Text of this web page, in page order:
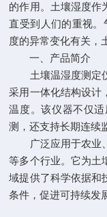
的作用。土壤湿度作
直受到人们的重视
度的异常变化有关，
一、产品简介
土壤温湿度测定仪
采用一体化结构设计
温度。该仪器不仅
测，还支持长期连续
广泛应用于农业、
等多个行业。它为土
域提供了科学依据和
条件，促进可持续发